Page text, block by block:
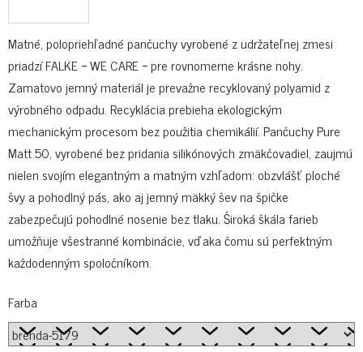
Matné, polopriehľadné pančuchy vyrobené z udržateľnej zmesi
priadzí FALKE − WE CARE − pre rovnomerne krásne nohy.
Zamatovo jemný materiál je prevažne recyklovaný polyamid z
výrobného odpadu. Recyklácia prebieha ekologickým
mechanickým procesom bez použitia chemikálií. Pančuchy Pure
Matt 50, vyrobené bez pridania silikónových zmäkčovadiel, zaujmú
nielen svojím elegantným a matným vzhľadom: obzvlášť ploché
švy a pohodlný pás, ako aj jemný mäkký šev na špičke
zabezpečujú pohodlné nosenie bez tlaku. Široká škála farieb
umožňuje všestranné kombinácie, vďaka čomu sú perfektným
každodenným spoločníkom.
Farba